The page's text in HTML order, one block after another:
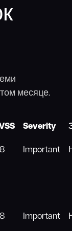
месяце.
Severity
Important
Important